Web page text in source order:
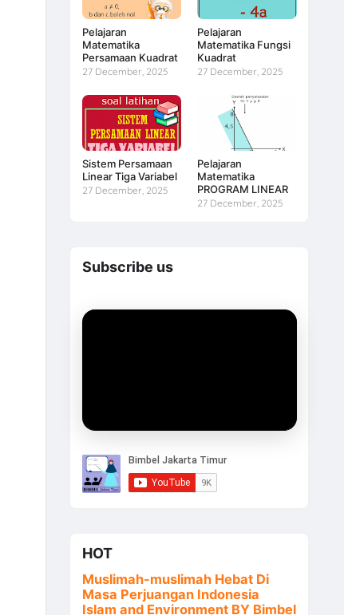
Pelajaran
Matematika
Persamaan Kuadrat
27 December, 2025
Pelajaran
Matematika Fungsi
Kuadrat
27 December, 2025
Sistem Persamaan
Linear Tiga Variabel
27 December, 2025
Pelajaran
Matematika
PROGRAM LINEAR
27 December, 2025
Subscribe us
HOT
Muslimah-muslimah Hebat Di
Masa Perjuangan Indonesia
Islam and Environment BY Bimbel